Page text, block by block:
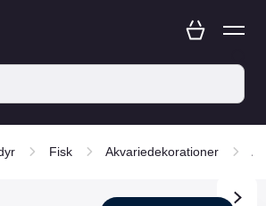
Fisk Akvariedekorationer